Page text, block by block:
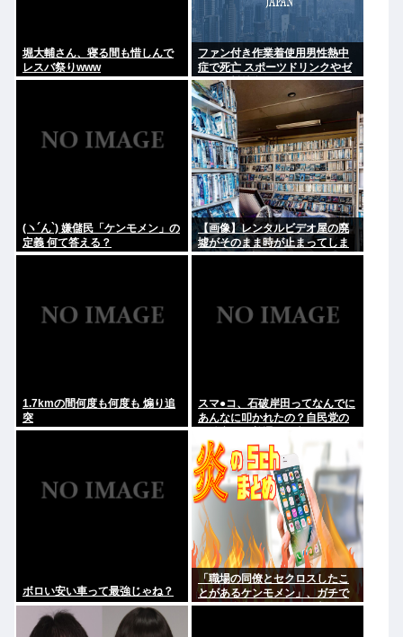
堀大輔さん、寝る間も惜しんで
レスバ祭りwww
ファン付き作業着使用男性熱中
症で死亡 スポーツドリンクやゼ
リー飲料持参も
(ヽ´ん`) 嫌儲民「ケンモメン」の
定義 何て答える？
【画像】レンタルビデオ屋の廃
墟がそのまま時が止まってしま
っていると話題に
1.7kmの間何度も何度も 煽り追
突
スマ●コ、石破岸田ってなんでに
あんなに叩かれたの？自民党の
ボロい安い車って最強じゃね？
「職場の同僚とセクロスしたこ
とがあるケンモメン」、ガチで
一人も存在しないことが判明